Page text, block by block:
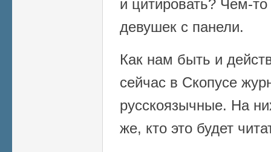
и цитировать? Чем-
девушек с панели.
Как нам быть и
сейчас в Скопусе
русскоязычные. На
же, кто это будет